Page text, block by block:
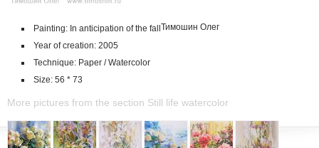
Painting: In anticipation of the fall
Year of creation: 2005
Technique: Paper / Watercolor
Size: 56 * 73
Тимошин Олег
More pictures from the section Still life watercolor